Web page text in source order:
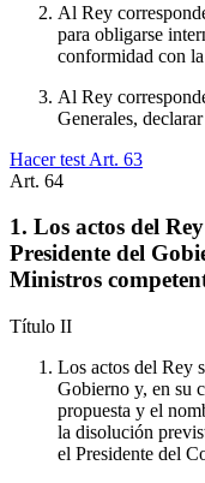
Al Rey
para obligarse
conformidad con
Al Rey
Generales,
Hacer test Art. 63
Art. 64
1. Los actos del
Presidente del
Ministros
Título II
Los actos del Rey
Gobierno y, en su
propuesta y el
la disolución
el Presidente del